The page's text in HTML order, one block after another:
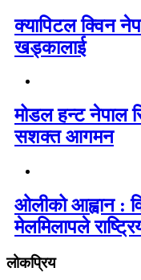
क्यापिटल क्विन
खड्कालाई
मोडल हन्ट नेपाल
सशक्त आगमन
ओलीको आह्वान :
मेलमिलापले
लोकप्रिय